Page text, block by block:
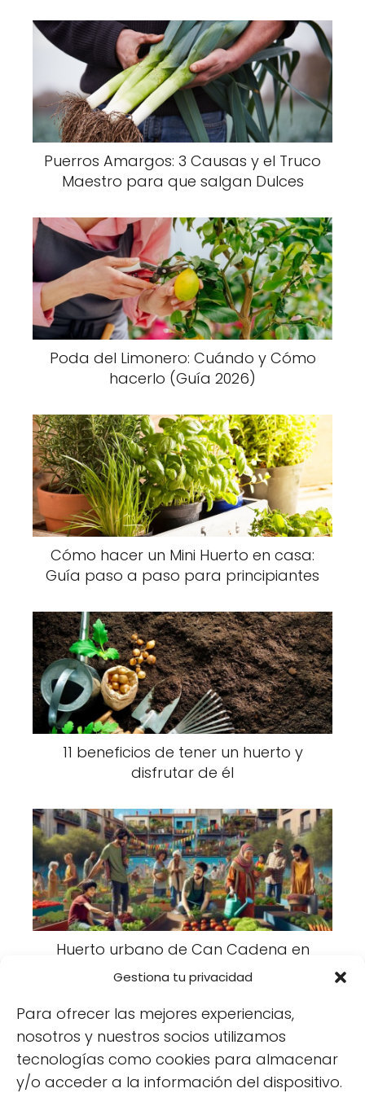
Gestiona tu privacidad
Para ofrecer las mejores experiencias,
nosotros y nuestros socios utilizamos
tecnologías como cookies para almacenar
y/o acceder a la información del dispositivo.
Puerros Amargos: 3 Causas y el Truco
Maestro para que salgan Dulces
Poda del Limonero: Cuándo y Cómo
hacerlo (Guía 2026)
Cómo hacer un Mini Huerto en casa:
Guía paso a paso para principiantes
11 beneficios de tener un huerto y
disfrutar de él
Huerto urbano de Can Cadena en
Barcelona